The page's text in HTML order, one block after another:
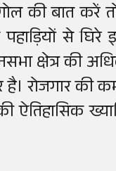
की बात करें
से
क्षेत्र की
है। रोजगार